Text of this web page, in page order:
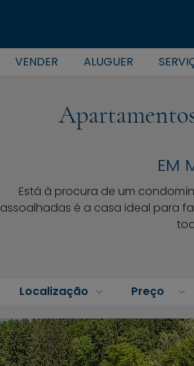
VENDER ALUGUER
EM
Está à procura de um
assoalhadas é a casa ideal para
Localização Preço